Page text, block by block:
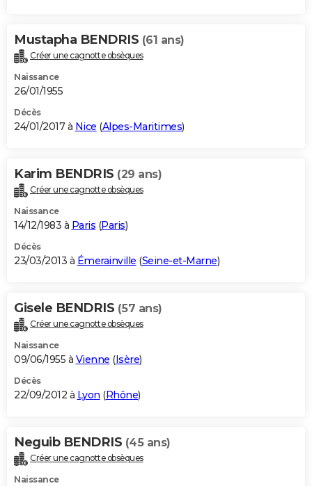
Mustapha BENDRIS (61 ans)
Créer une cagnotte obsèques
Naissance
26/01/1955
Décès
24/01/2017 à Nice (Alpes-Maritimes)
Karim BENDRIS (29 ans)
Créer une cagnotte obsèques
Naissance
14/12/1983 à Paris (Paris)
Décès
23/03/2013 à Émerainville (Seine-et-Marne)
Gisele BENDRIS (57 ans)
Créer une cagnotte obsèques
Naissance
09/06/1955 à Vienne (Isère)
Décès
22/09/2012 à Lyon (Rhône)
Neguib BENDRIS (45 ans)
Créer une cagnotte obsèques
Naissance